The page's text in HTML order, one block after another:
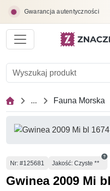
Gwarancja autentyczności
... Fauna Morska
Numer
Nr: #125681 Jakość: Czyste **
Gwinea 2009 Mi